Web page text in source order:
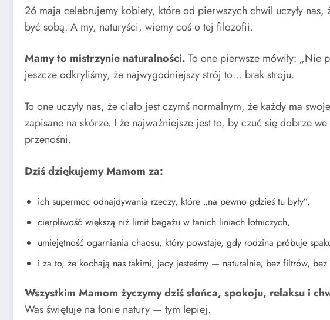
26 maja celebrujemy kobiety, które od pierwszych chwil uczyły
być sobą. A my, naturyści, wiemy coś o tej filozofii.
Mamy to mistrzynie naturalności. To one pierwsze mówiły: „Nie
jeszcze odkryliśmy, że najwygodniejszy strój to… brak stroju.
To one uczyły nas, że ciało jest czymś normalnym, że każdy ma
zapisane na skórze. I że najważniejsze jest to, by czuć się dobrze
przenośni.
Dziś dziękujemy Mamom za:
ich supermoc odnajdywania rzeczy, które „na pewno gdzieś tu były”,
cierpliwość większą niż limit bagażu w tanich liniach lotniczych,
umiejętność ogarniania chaosu, który powstaje, gdy rodzina próbuje
i za to, że kochają nas takimi, jacy jesteśmy — naturalnie, bez filtrów, bez
Wszystkim Mamom życzymy dziś słońca, spokoju, relaksu i
Was świętuje na łonie natury — tym lepiej.